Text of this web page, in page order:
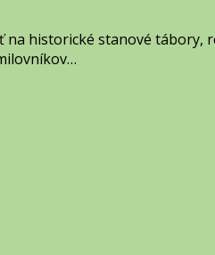
historické stanové